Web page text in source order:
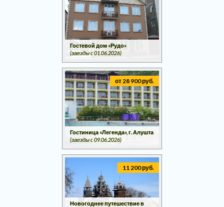
Гостевой дом «Рудо»
(заезды c 01.06.2026)
от 28 900 руб.
Гостиница «Легенда», г. Алушта
(заезды c 09.06.2026)
11 200 руб.
Новогоднее путешествие в